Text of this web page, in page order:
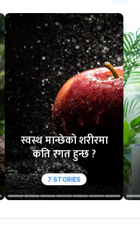
स्वस्थ मान्छेको शरीरमा
कति रगत हुन्छ ?
7 STORIES